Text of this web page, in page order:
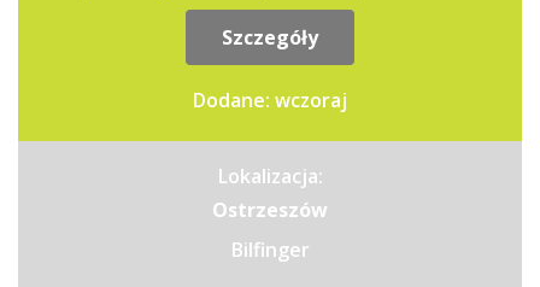
jednostek operacyjnych i...
Szczegóły
Dodane: wczoraj
Lokalizacja:
Ostrzeszów
Bilfinger